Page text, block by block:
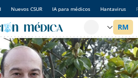
Nuevos CSUR IA para médicos Hantavirus